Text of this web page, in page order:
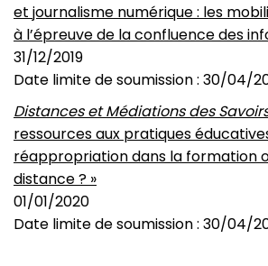
et journalisme numérique : les
à l’épreuve de la confluence des
31/12/2019
Date limite de soumission : 30/04/
Distances et Médiations des
ressources aux pratiques
réappropriation dans la formation
distance ? »
01/01/2020
Date limite de soumission : 30/04/